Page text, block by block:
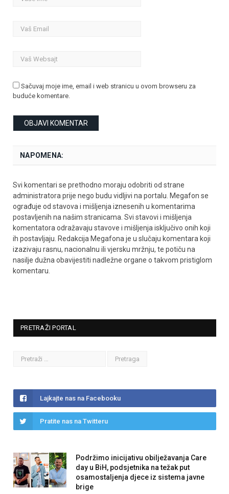
Sačuvaj moje ime, email i web stranicu u ovom browseru za
buduće komentare.
NAPOMENA:
Svi komentari se prethodno moraju odobriti od strane
administratora prije nego budu vidljivi na portalu. Megafon se
ograđuje od stavova i mišljenja iznesenih u komentarima
postavljenih na našim stranicama. Svi stavovi i mišljenja
komentatora odražavaju stavove i mišljenja isključivo onih koji
ih postavljaju. Redakcija Megafona je u slučaju komentara koji
izazivaju rasnu, nacionalnu ili vjersku mržnju, te potiču na
nasilje dužna obavijestiti nadležne organe o takvom pristiglom
komentaru.
PRETRAŽI PORTAL
Lajkajte nas na Facebooku
Pratite nas na Twitteru
Podržimo inicijativu obilježavanja Care
day u BiH, podsjetnika na težak put
osamostaljenja djece iz sistema javne
brige